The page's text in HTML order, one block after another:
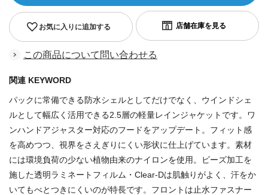
お気に入りに追加する
この商品について問い合わせる
関連 KEYWORD
パックに常備できる防水シェルとしてだけでなく、ウインドシェ
ルとして幅広く活用できる2.5層の軽量レインジャケットです。ワ
ンハンドアジャスター対応のフードをアップデート。フィット感
を高めつつ、視界をさえぎりにくい形状に仕上げています。素材
には環境負荷の少ない植物由来のナイロンを使用。ビーズ加工を
施した透明ラミネートフィルム・Clear-Dは肌触りがよく、汗をか
いてもべとつきにくいのが特長です。フロントは止水ファスナー